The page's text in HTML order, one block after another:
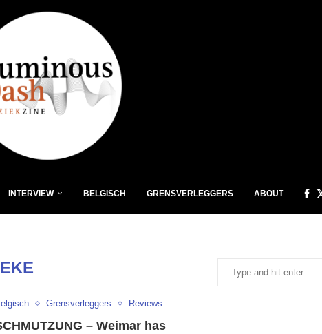
INTERVIEW BELGISCH GRENSVERLEGGERS ABOUT
Grensverleggers Reviews
– Weimar has